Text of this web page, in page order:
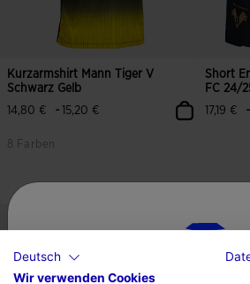
Kurzarmshirt Mann Tiger V
Schwarz Gelb
14,80 €
- 15,20 €
8 Farben
Short
FC 24/
17,19 €
-
Deutsch
Wir verwenden Cookies